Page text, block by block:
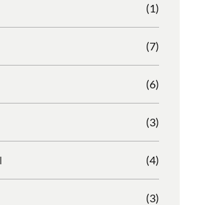
(1)
(7)
(6)
(3)
(4)
(3)